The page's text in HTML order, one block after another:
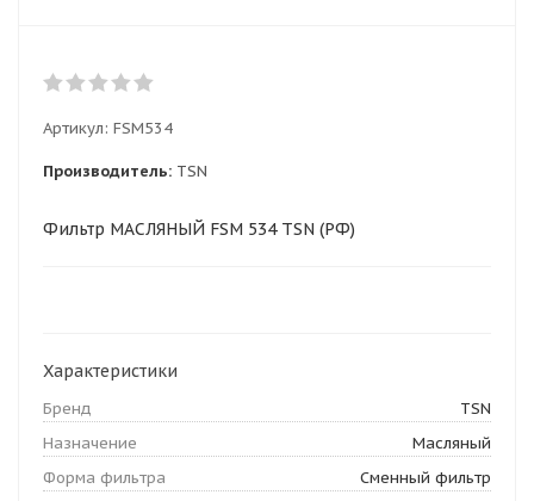
Артикул: FSM534
Производитель: TSN
Фильтр МАСЛЯНЫЙ FSM 534 TSN (РФ)
Характеристики
Бренд
TSN
Назначение
Масляный
Форма фильтра
Сменный фильтр